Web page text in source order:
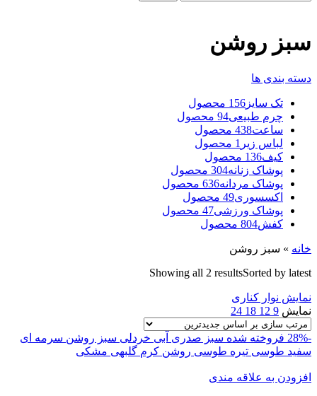
سبز روشن
دسته بندی ها
تک سایز 156 محصول
چرم طبیعی94 محصول
ساعت438 محصول
لباس زیر 1 محصول
کیف136 محصول
پوشاک زنانه304 محصول
پوشاک مردانه636 محصول
اکسسوری49 محصول
پوشاک ورزشی47 محصول
کفش804 محصول
خانه » سبز روشن
Showing all 2 resultsSorted by latest
نمایش نوار کناری
نمایش 9
12
18
24
-28% فروخته شده سبز صدری آبی خردلی سبز روشن سرمه ای
سفید طوسی تیره طوسی روشن کرم گلبهی مشکی
افزودن به علاقه مندی